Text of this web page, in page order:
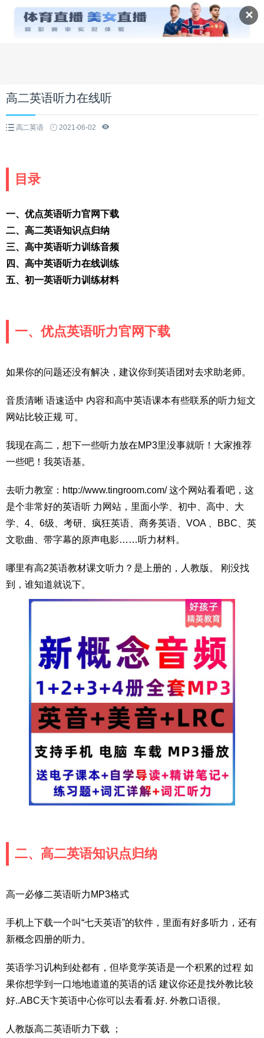
✕
高二英语听力在线听
高二英语 2021-06-02
目录
一、优点英语听力官网下载
二、高二英语知识点归纳
三、高中英语听力训练音频
四、高中英语听力在线训练
五、初一英语听力训练材料
一、优点英语听力官网下载
如果你的问题还没有解决，建议你到英语团对去求助老师。
音质清晰 语速适中 内容和高中英语课本有些联系的听力短文
网站比较正规 可。
我现在高二，想下一些听力放在MP3里没事就听！大家推荐
一些吧！我英语基。
去听力教室：http://www.tingroom.com/ 这个网站看看吧，这
是个非常好的英语听 力网站，里面小学、初中、高中、大
学、4、6级、考研、疯狂英语、商务英语、VOA 、BBC、英
文歌曲、带字幕的原声电影……听力材料。
哪里有高2英语教材课文听力？是上册的，人教版。 刚没找
到，谁知道就说下。
二、高二英语知识点归纳
高一必修二英语听力MP3格式
手机上下载一个叫“七天英语”的软件，里面有好多听力，还有
新概念四册的听力。
英语学习讥构到处都有，但毕竟学英语是一个积累的过程 如
果你想学到一口地地道道的英语的话 建议你还是找外教比较
好..ABC天卞英语中心你可以去看看.好. 外教口语很。
人教版高二英语听力下载 ；